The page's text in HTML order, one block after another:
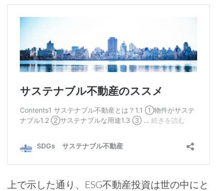
上で示した通り、ESG不動産投資は世の中にと